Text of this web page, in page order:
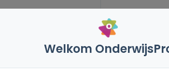
vakken en leerplannen 2de graad
- d-finaliteit
contacteer ...
Welkom